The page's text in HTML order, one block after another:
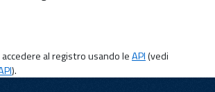
al registro usando leAPI(vedi
).